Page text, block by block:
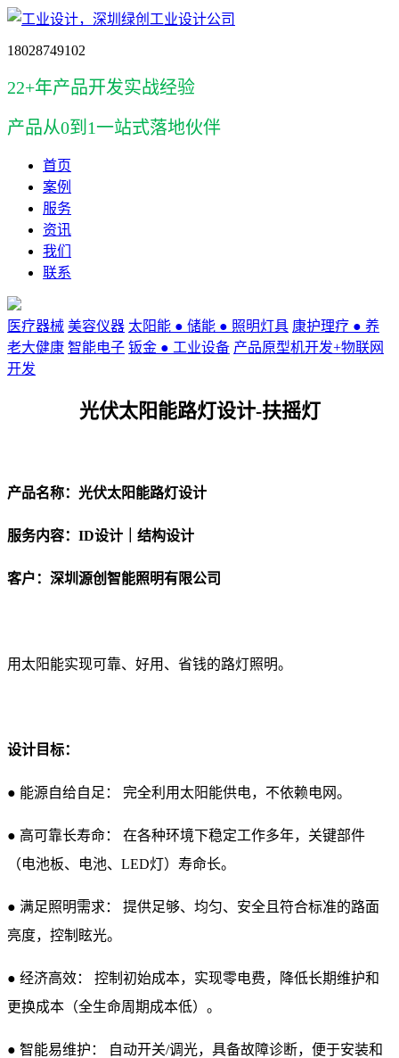
18028749102
22+年产品开发实战经验
产品从0到1一站式落地伙伴
首页
案例
服务
资讯
我们
联系
医疗器械 美容仪器 太阳能 ● 储能 ● 照明灯具 康护理疗 ● 养
老大健康 智能电子 钣金 ● 工业设备 产品原型机开发+物联网
开发
光伏太阳能路灯设计-扶摇灯
产品名称：光伏太阳能路灯设计
服务内容：ID设计｜结构设计
客户：深圳源创智能照明有限公司
用太阳能实现可靠、好用、省钱的路灯照明。
设计目标：
● 能源自给自足： 完全利用太阳能供电，不依赖电网。
● 高可靠长寿命： 在各种环境下稳定工作多年，关键部件
（电池板、电池、LED灯）寿命长。
● 满足照明需求： 提供足够、均匀、安全且符合标准的路面
亮度，控制眩光。
● 经济高效： 控制初始成本，实现零电费，降低长期维护和
更换成本（全生命周期成本低）。
● 智能易维护： 自动开关/调光，具备故障诊断，便于安装和